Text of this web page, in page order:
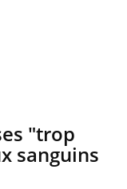
"trop
sanguins